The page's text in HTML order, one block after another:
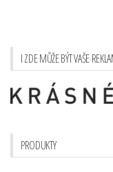
I ZDE MŮŽE BÝT VAŠE
PRODUKTY